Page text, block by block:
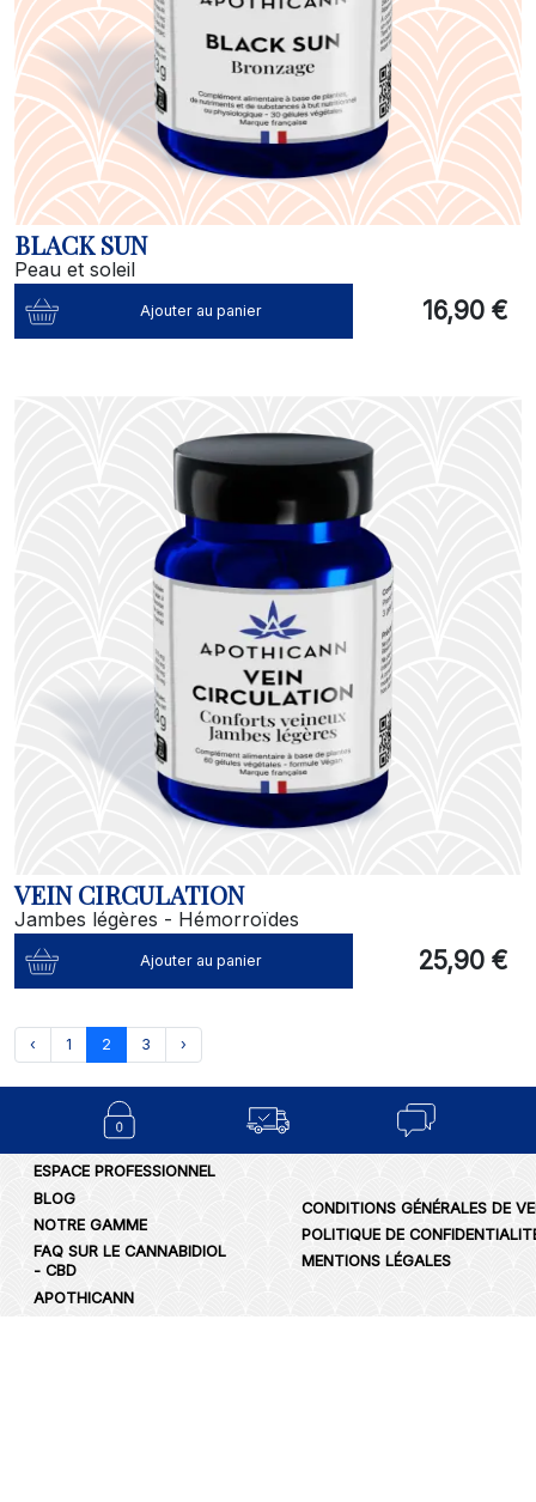
BLACK SUN
Peau et soleil
Ajouter au panier 16,90 €
VEIN CIRCULATION
Jambes légères - Hémorroïdes
Ajouter au panier 25,90 €
‹ 1 2 3 ›
ESPACE PROFESSIONNEL
BLOG
NOTRE GAMME
FAQ SUR LE CANNABIDIOL
- CBD
APOTHICANN
CONDITIONS GÉNÉRALES DE
POLITIQUE DE
MENTIONS LÉGALES